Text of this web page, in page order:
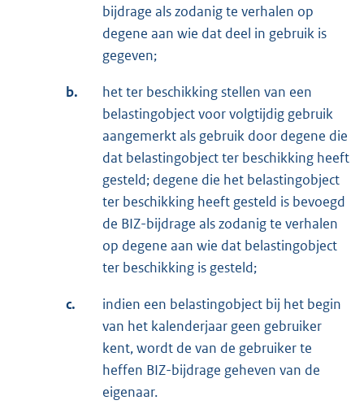
bijdrage als zodanig te verhalen op
degene aan wie dat deel in gebruik is
gegeven;
b.
het ter beschikking stellen van een
belastingobject voor volgtijdig gebruik
aangemerkt als gebruik door degene die
dat belastingobject ter beschikking heeft
gesteld; degene die het belastingobject
ter beschikking heeft gesteld is bevoegd
de BIZ-bijdrage als zodanig te verhalen
op degene aan wie dat belastingobject
ter beschikking is gesteld;
c.
indien een belastingobject bij het begin
van het kalenderjaar geen gebruiker
kent, wordt de van de gebruiker te
heffen BIZ-bijdrage geheven van de
eigenaar.